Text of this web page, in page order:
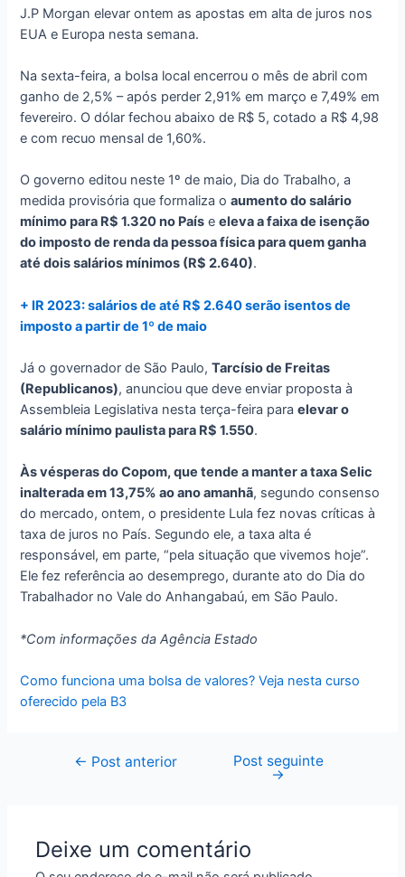
J.P Morgan elevar ontem as apostas em alta de juros nos
EUA e Europa nesta semana.
Na sexta-feira, a bolsa local encerrou o mês de abril com
ganho de 2,5% – após perder 2,91% em março e 7,49% em
fevereiro. O dólar fechou abaixo de R$ 5, cotado a R$ 4,98
e com recuo mensal de 1,60%.
O governo editou neste 1º de maio, Dia do Trabalho, a
medida provisória que formaliza oaumento do salário
mínimo para R$ 1.320 no País eeleva a faixa de isenção
do imposto de renda da pessoa física para quem ganha
até dois salários mínimos (R$ 2.640).
+ IR 2023: salários de até R$ 2.640 serão isentos de
imposto a partir de 1º de maio
Já o governador de São Paulo,Tarcísio de Freitas
(Republicanos), anunciou que deve enviar proposta à
Assembleia Legislativa nesta terça-feira paraelevar o
salário mínimo paulista para R$ 1.550.
Às vésperas do Copom, que tende a manter a taxa Selic
inalterada em 13,75% ao ano amanhã, segundo consenso
do mercado, ontem, o presidente Lula fez novas críticas à
taxa de juros no País. Segundo ele, a taxa alta é
responsável, em parte, “pela situação que vivemos hoje”.
Ele fez referência ao desemprego, durante ato do Dia do
Trabalhador no Vale do Anhangabaú, em São Paulo.
*Com informações da Agência Estado
Como funciona uma bolsa de valores? Veja nesta curso
oferecido pela B3
Navegação
← Post anterior Post seguinte
→
Deixe um comentário